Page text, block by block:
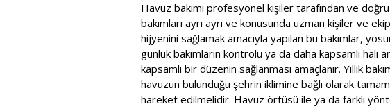
Havuz bakımı profesyonel kişiler tarafından ve doğru
bakımları ayrı ayrı ve konusunda uzman kişiler ve
hijyenini sağlamak amacıyla yapılan bu bakımlar,
günlük bakımların kontrolü ya da daha kapsamlı hali
kapsamlı bir düzenin sağlanması amaçlanır. Yıllık
havuzun bulunduğu şehrin iklimine bağlı olarak
hareket edilmelidir. Havuz örtüsü ile ya da farklı